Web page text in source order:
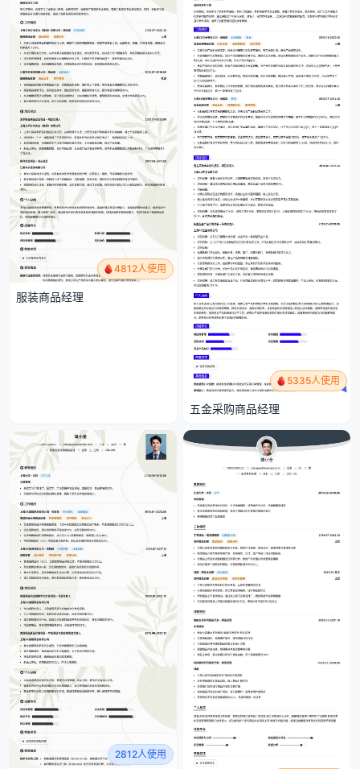
4812人使用
服装商品经理
5335人使用
五金采购商品经理
2812人使用